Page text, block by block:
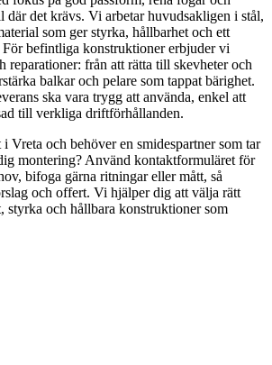
där det krävs. Vi arbetar huvudsakligen i stål,
som ger styrka, hållbarhet och ett
befintliga konstruktioner erbjuder vi
reparationer: från att rätta till skevheter och
balkar och pelare som tappat bärighet.
ska vara trygg att använda, enkel att
till verkliga driftförhållanden.
Vreta och behöver en smidespartner som tar
montering? Använd kontaktformuläret för
bifoga gärna ritningar eller mått, så
och offert. Vi hjälper dig att välja rätt
styrka och hållbara konstruktioner som